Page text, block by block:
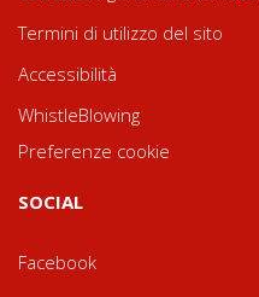
Termini di utilizzo del sito
Accessibilità
WhistleBlowing
Preferenze cookie
SOCIAL
Facebook